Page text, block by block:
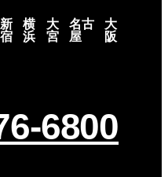
新
宿
横
浜
大
宮
名古
屋
大
阪
6800